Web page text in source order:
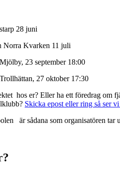
28 juni
Norra Kvarken 11 juli
23 september 18:00
27 oktober 17:30
hos er? Eller ha ett föredrag om
Skicka epost eller ring så ser
är sådana som organisatören tar